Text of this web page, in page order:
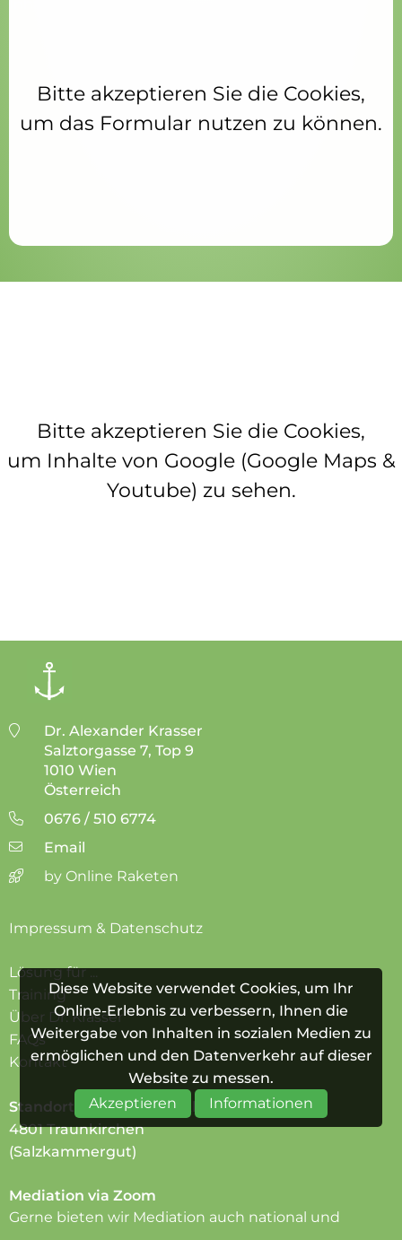
Diese Website verwendet Cookies, um Ihr
Online-Erlebnis zu verbessern, Ihnen die
Weitergabe von Inhalten in sozialen Medien zu
ermöglichen und den Datenverkehr auf dieser
Website zu messen.
Akzeptieren
Informationen
Bitte akzeptieren Sie die Cookies,
um das Formular nutzen zu können.
Bitte akzeptieren Sie die Cookies,
um Inhalte von Google (Google Maps &
Youtube) zu sehen.
Dr. Alexander Krasser
Salztorgasse 7, Top 9
1010 Wien
Österreich
0676 / 510 6774
Email
by Online Raketen
Impressum & Datenschutz
Lösung für ...
Training
Über Dr. Krasser
FAQs
Kontakt
Standort Traunkirchen
Alte Post 3
4801 Traunkirchen
(Salzkammergut)
Mediation via Zoom
Gerne bieten wir Mediation auch national und